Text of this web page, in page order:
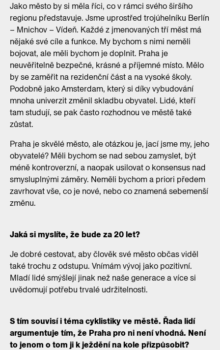
Jako město by si měla říci, co v rámci svého širšího
regionu představuje. Jsme uprostřed trojúhelníku Berlín
– Mnichov – Vídeň. Každé z jmenovaných tří měst má
nějaké své cíle a funkce. My bychom s nimi neměli
bojovat, ale měli bychom je doplnit. Praha je
neuvěřitelně bezpečné, krásné a příjemné místo. Mělo
by se zaměřit na rezidenční část a na vysoké školy.
Podobně jako Amsterdam, který si díky vybudování
mnoha univerzit změnil skladbu obyvatel. Lidé, kteří
tam studují, se pak často rozhodnou ve městě také
zůstat.
Praha je skvělé město, ale otázkou je, jací jsme my, jeho
obyvatelé? Měli bychom se nad sebou zamyslet, být
méně kontroverzní, a naopak usilovat o konsensus nad
smysluplnými záměry. Neměli bychom a priori předem
zavrhovat vše, co je nové, nebo co znamená sebemenší
změnu.
Jaká si myslíte, že bude za 20 let?
Je dobré cestovat, aby člověk své město občas viděl
také trochu z odstupu. Vnímám vývoj jako pozitivní.
Mladí lidé smýšlejí jinak než naše generace a více si
uvědomují potřebu trvalé udržitelnosti.
S tím souvisí i téma cyklistiky ve městě. Řada lidí
argumentuje tím, že Praha pro ni není vhodná. Není
to jenom o tom ji k ježdění na kole přizpůsobit?